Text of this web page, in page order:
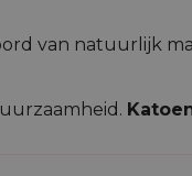
van natuurlijk